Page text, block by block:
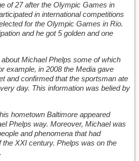
of 27 after the Olympic Games in
in international competitions
for the Olympic Games in Rio.
and he got 5 golden and one
Michael Phelps some of which
example, in 2008 the Media gave
and confirmed that the sportsman ate
day. This information was belied by
hometown Baltimore appeared
Phelps way. Moreover, Michael was
and phenomena that had
the XXI century. Phelps was on the